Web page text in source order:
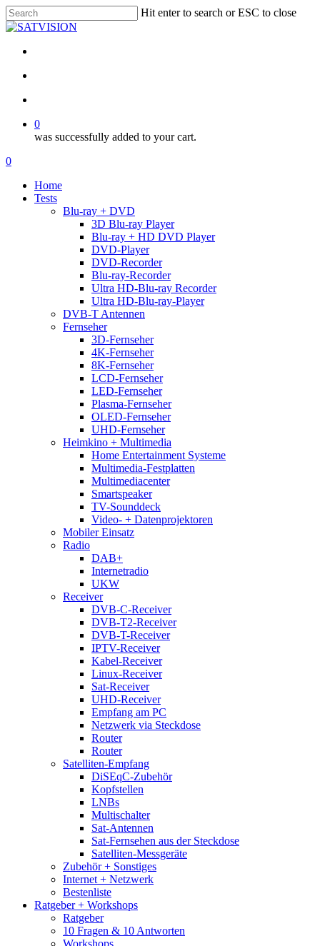
Skip
to
content
Hit enter to search or ESC to close
Close
0
was successfully added to your cart.
Menu
search
account
0
Home
Tests
Blu-ray + DVD
3D Blu-ray Player
Blu-ray + HD DVD Player
DVD-Player
DVD-Recorder
Blu-ray-Recorder
Ultra HD-Blu-ray Recorder
Ultra HD-Blu-ray-Player
DVB-T Antennen
Fernseher
3D-Fernseher
4K-Fernseher
8K-Fernseher
LCD-Fernseher
LED-Fernseher
Plasma-Fernseher
OLED-Fernseher
UHD-Fernseher
Heimkino + Multimedia
Home Entertainment Systeme
Multimedia-Festplatten
Multimediacenter
Smartspeaker
TV-Sounddeck
Video- + Datenprojektoren
Mobiler Einsatz
Radio
DAB+
Internetradio
UKW
Receiver
DVB-C-Receiver
DVB-T2-Receiver
DVB-T-Receiver
IPTV-Receiver
Kabel-Receiver
Linux-Receiver
Sat-Receiver
UHD-Receiver
Empfang am PC
Netzwerk via Steckdose
Router
Router
Satelliten-Empfang
DiSEqC-Zubehör
Kopfstellen
LNBs
Multischalter
Sat-Antennen
Sat-Fernsehen aus der Steckdose
Satelliten-Messgeräte
Zubehör + Sonstiges
Internet + Netzwerk
Bestenliste
Ratgeber + Workshops
Ratgeber
10 Fragen & 10 Antworten
Workshops